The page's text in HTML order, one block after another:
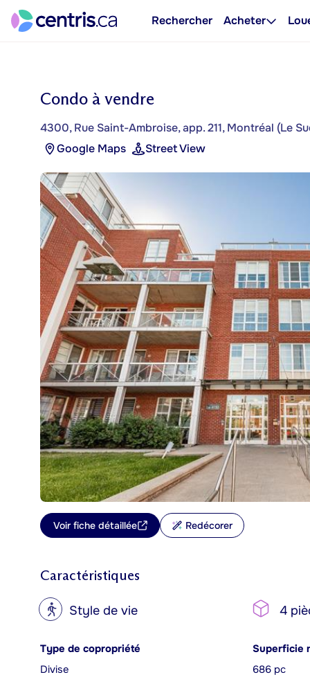
Rechercher Acheter
Condo à vendre
4300, Rue Saint-Ambroise, app. 211, Montréal (Le
Google Maps
Street View
Voir fiche détaillée Redécorer
Caractéristiques
? Style de vie 4
Type de copropriété
Divise
Superficie
686 pc